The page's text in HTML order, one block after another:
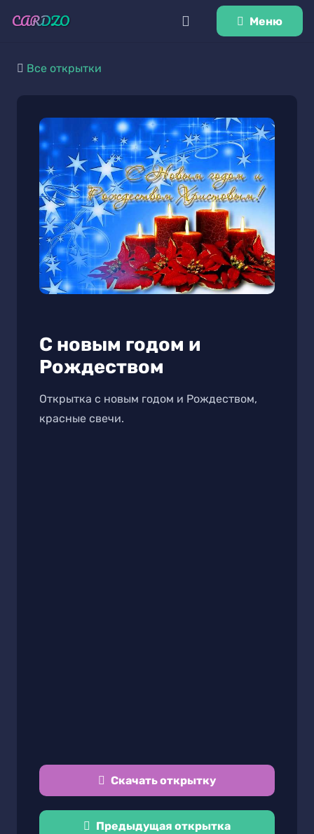
Меню
Все открытки
С новым годом и
Рождеством
Открытка с новым годом и Рождеством,
красные свечи.
Скачать открытку
Предыдущая открытка